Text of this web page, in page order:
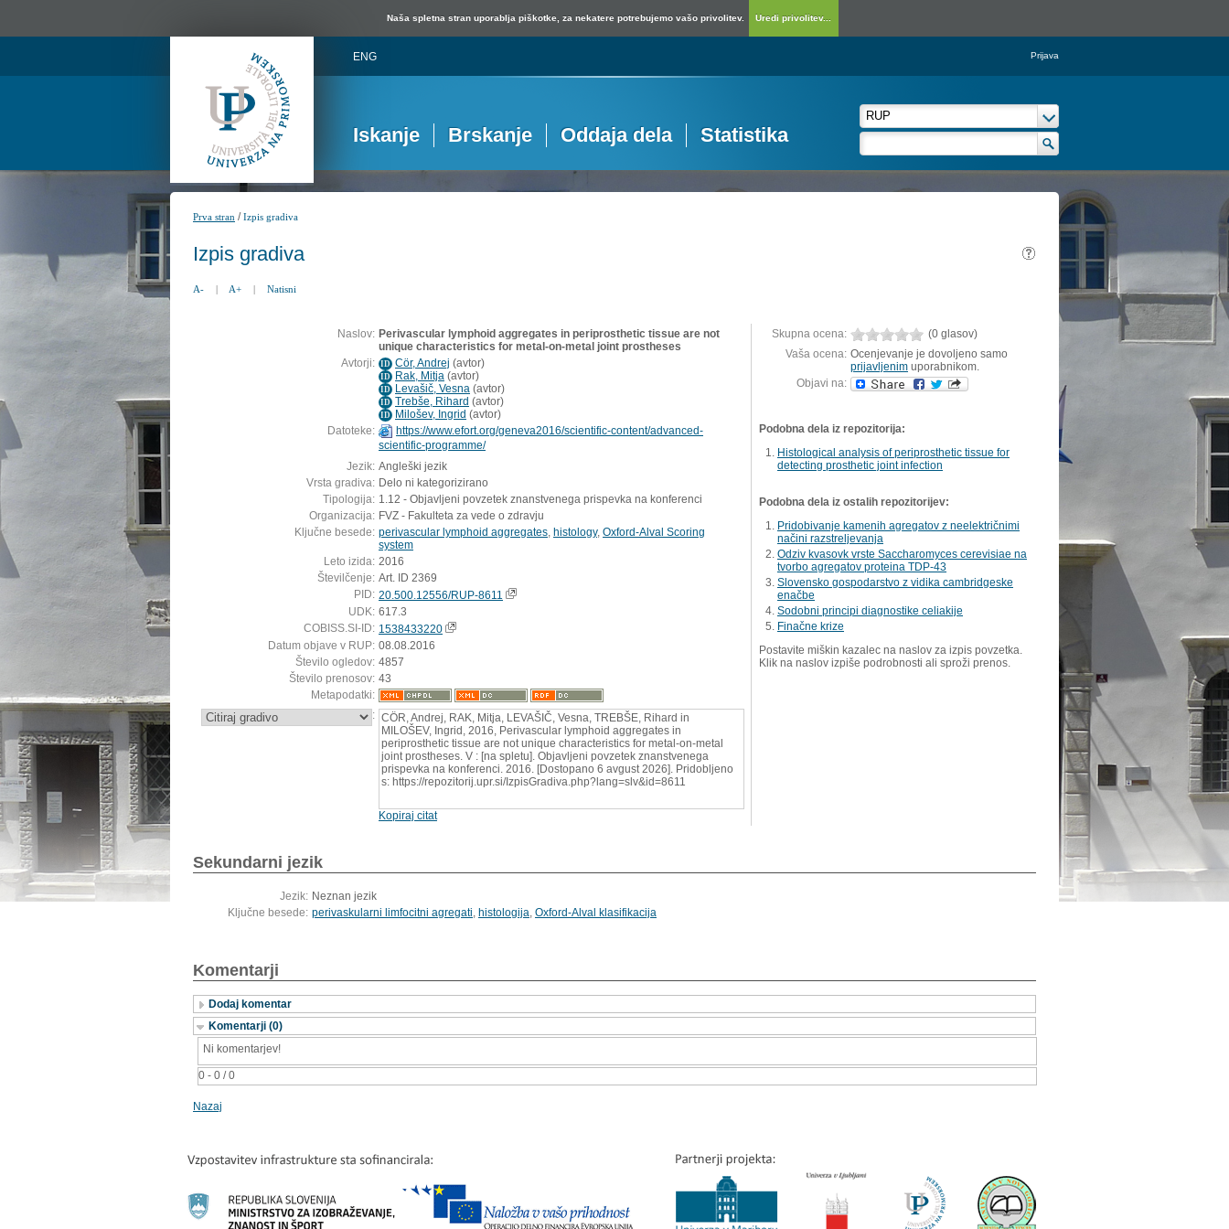
Naša spletna stran uporablja piškotke, za nekatere potrebujemo vašo privolitev. Uredi privolitev...
ENG Prijava
Iskanje Brskanje Oddaja dela Statistika
Prva stran /Izpis gradiva
Izpis gradiva
A- | A+ | Natisni
Naslov: Perivascular lymphoid aggregates in periprosthetic tissue are not
unique characteristics for metal-on-metal joint prostheses
Avtorji: ID Cör, Andrej (avtor)
ID Rak, Mitja (avtor)
ID Levašič, Vesna (avtor)
ID Trebše, Rihard (avtor)
ID Milošev, Ingrid (avtor)
Datoteke:
https://www.efort.org/geneva2016/scientific-content/advanced-
scientific-programme/
Jezik: Angleški jezik
Vrsta gradiva: Delo ni kategorizirano
Tipologija: 1.12 - Objavljeni povzetek znanstvenega prispevka na konferenci
Organizacija: FVZ - Fakulteta za vede o zdravju
Ključne besede: perivascular lymphoid aggregates histology, Oxford-Alval Scoring
system
Leto izida: 2016
Številčenje: Art. ID 2369
PID: 20.500.12556/RUP-8611
UDK: 617.3
COBISS.SI-ID: 1538433220
Datum objave v RUP: 08.08.2016
Število ogledov: 4857
Število prenosov: 43
Metapodatki:
: CÖR, Andrej, RAK, Mitja, LEVAŠIČ, Vesna, TREBŠE, Rihard in
MILOŠEV, Ingrid, 2016, Perivascular lymphoid aggregates in
periprosthetic tissue are not unique characteristics for metal-on-metal
joint prostheses. V : [na spletu]. Objavljeni povzetek znanstvenega
prispevka na konferenci. 2016. [Dostopano 6 avgust 2026]. Pridobljeno
s: https://repozitorij.upr.si/IzpisGradiva.php?lang=slv&id=8611
Kopiraj citat
Skupna ocena:
(0 glasov)
Vaša ocena: Ocenjevanje je dovoljeno samo
prijavljenim uporabnikom.
Objavi na:
Podobna dela iz repozitorija:
Histological analysis of periprosthetic tissue for
detecting prosthetic joint infection
Podobna dela iz ostalih repozitorijev:
Pridobivanje kamenih agregatov z neelektričnimi
načini razstreljevanja
Odziv kvasovk vrste Saccharomyces cerevisiae na
tvorbo agregatov proteina TDP-43
Slovensko gospodarstvo z vidika cambridgeske
enačbe
Sodobni principi diagnostike celiakije
Finačne krize
Postavite miškin kazalec na naslov za izpis povzetka.
Klik na naslov izpiše podrobnosti ali sproži prenos.
Sekundarni jezik
Jezik: Neznan jezik
Ključne besede: perivaskularni limfocitni agregati, histologija, Oxford-Alval klasifikacija
Komentarji
Dodaj komentar
Komentarji (0)
0 - 0 / 0
Ni komentarjev!
Nazaj